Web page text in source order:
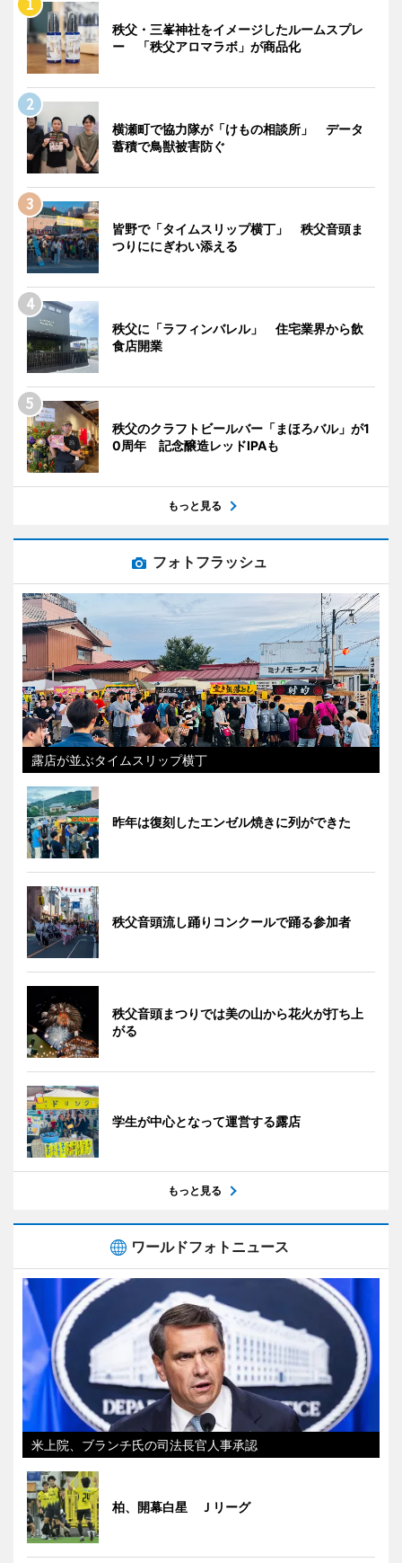
秩父・三峯神社をイメージしたルームスプレ
ー 「秩父アロマラボ」が商品化
横瀬町で協力隊が「けもの相談所」 データ
蓄積で鳥獣被害防ぐ
皆野で「タイムスリップ横丁」 秩父音頭ま
つりににぎわい添える
秩父に「ラフィンバレル」 住宅業界から飲
食店開業
秩父のクラフトビールバー「まほろバル」が1
0周年 記念醸造レッドIPAも
もっと見る
フォトフラッシュ
露店が並ぶタイムスリップ横丁
昨年は復刻したエンゼル焼きに列ができた
秩父音頭流し踊りコンクールで踊る参加者
秩父音頭まつりでは美の山から花火が打ち上
がる
学生が中心となって運営する露店
もっと見る
ワールドフォトニュース
米上院、ブランチ氏の司法長官人事承認
柏、開幕白星 Ｊリーグ